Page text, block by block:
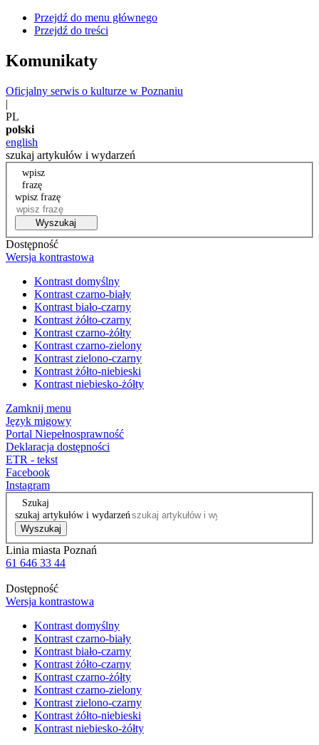
Przejdź do menu głównego
Przejdź do treści
Komunikaty
Oficjalny serwis o kulturze w Poznaniu
|
PL
polski
english
szukaj artykułów i wydarzeń
wpisz
frazę
wpisz frazę
Wyszukaj
Dostępność
Wersja kontrastowa
Kontrast domyślny
Kontrast czarno-biały
Kontrast biało-czarny
Kontrast żółto-czarny
Kontrast czarno-żółty
Kontrast czarno-zielony
Kontrast zielono-czarny
Kontrast żółto-niebieski
Kontrast niebiesko-żółty
Zamknij menu
Język migowy
Portal Niepełnosprawność
Deklaracja dostępności
ETR - tekst
Facebook
Instagram
Szukaj
szukaj artykułów i wydarzeń
Wyszukaj
Linia miasta Poznań
61 646 33 44
Dostępność
Wersja kontrastowa
Kontrast domyślny
Kontrast czarno-biały
Kontrast biało-czarny
Kontrast żółto-czarny
Kontrast czarno-żółty
Kontrast czarno-zielony
Kontrast zielono-czarny
Kontrast żółto-niebieski
Kontrast niebiesko-żółty